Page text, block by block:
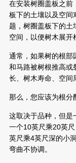
在安装树圈盖板之前
板下的土壤以及空间
题，树圈盖板下的土
空间，以便树木展开
通常，如果树的根部
和马路被树根推高或
长、树木寿命、空间
那么，您应该为根分
这取决于品种，但是
一个10英尺乘20英
英尺乘4英尺深的小
弯曲不协调。